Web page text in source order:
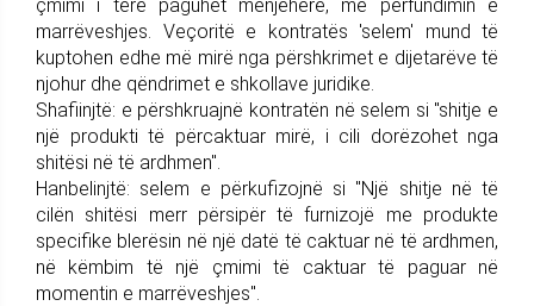
çmimi i tërë paguhet menjëherë, me përfundimin e
marrëveshjes. Veçoritë e kontratës 'selem' mund të
kuptohen edhe më mirë nga përshkrimet e dijetarëve të
njohur dhe qëndrimet e shkollave juridike.
Shafiinjtë: e përshkruajnë kontratën në selem si "shitje e
një produkti të përcaktuar mirë, i cili dorëzohet nga
shitësi në të ardhmen".
Hanbelinjtë: selem e përkufizojnë si "Një shitje në të
cilën shitësi merr përsipër të furnizojë me produkte
specifike blerësin në një datë të caktuar në të ardhmen,
në këmbim të një çmimi të caktuar të paguar në
momentin e marrëveshjes".